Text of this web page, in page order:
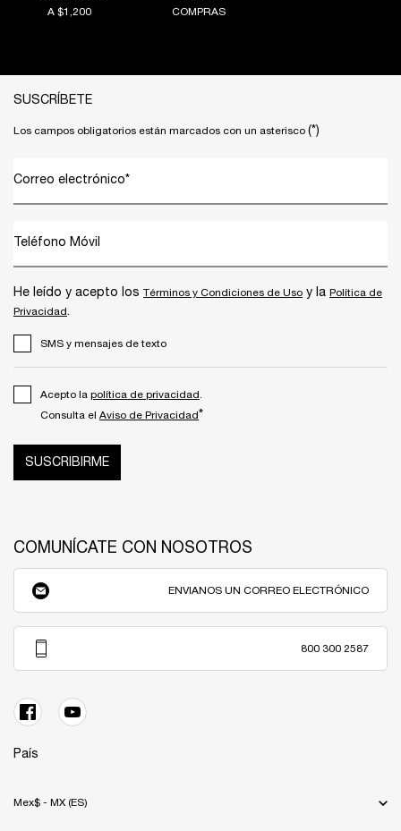
A $1,200
COMPRAS
SUSCRÍBETE
Los campos obligatorios están marcados con un asterisco (*)
Correo electrónico*
Teléfono Móvil
He leído y acepto los Términos y Condiciones de Uso y la Política de
Privacidad.
SMS y mensajes de texto
Acepto la política de privacidad
Consulta el Aviso de Privacidad*
SUSCRIBIRME
COMUNÍCATE CON NOSOTROS
ENVIANOS UN CORREO ELECTRÓNICO
800 300 2587
País
Mex$ - MX (ES)